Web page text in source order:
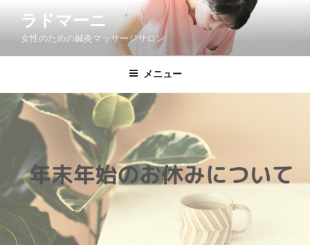
ン
へ
ラドマーニ
女性のための鍼灸マッサージサロン
メニュー